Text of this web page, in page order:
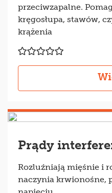
przeciwzapalne.
kręgosłupa, stawów,
krążenia
Prądy
Rozluźniają mięśnie i
naczynia krwionośne,